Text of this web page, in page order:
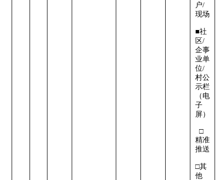
户/
现场
■社
区/
企事
业单
位/
村公
示栏
（电
子
屏）
□
精准
推送
□其
他